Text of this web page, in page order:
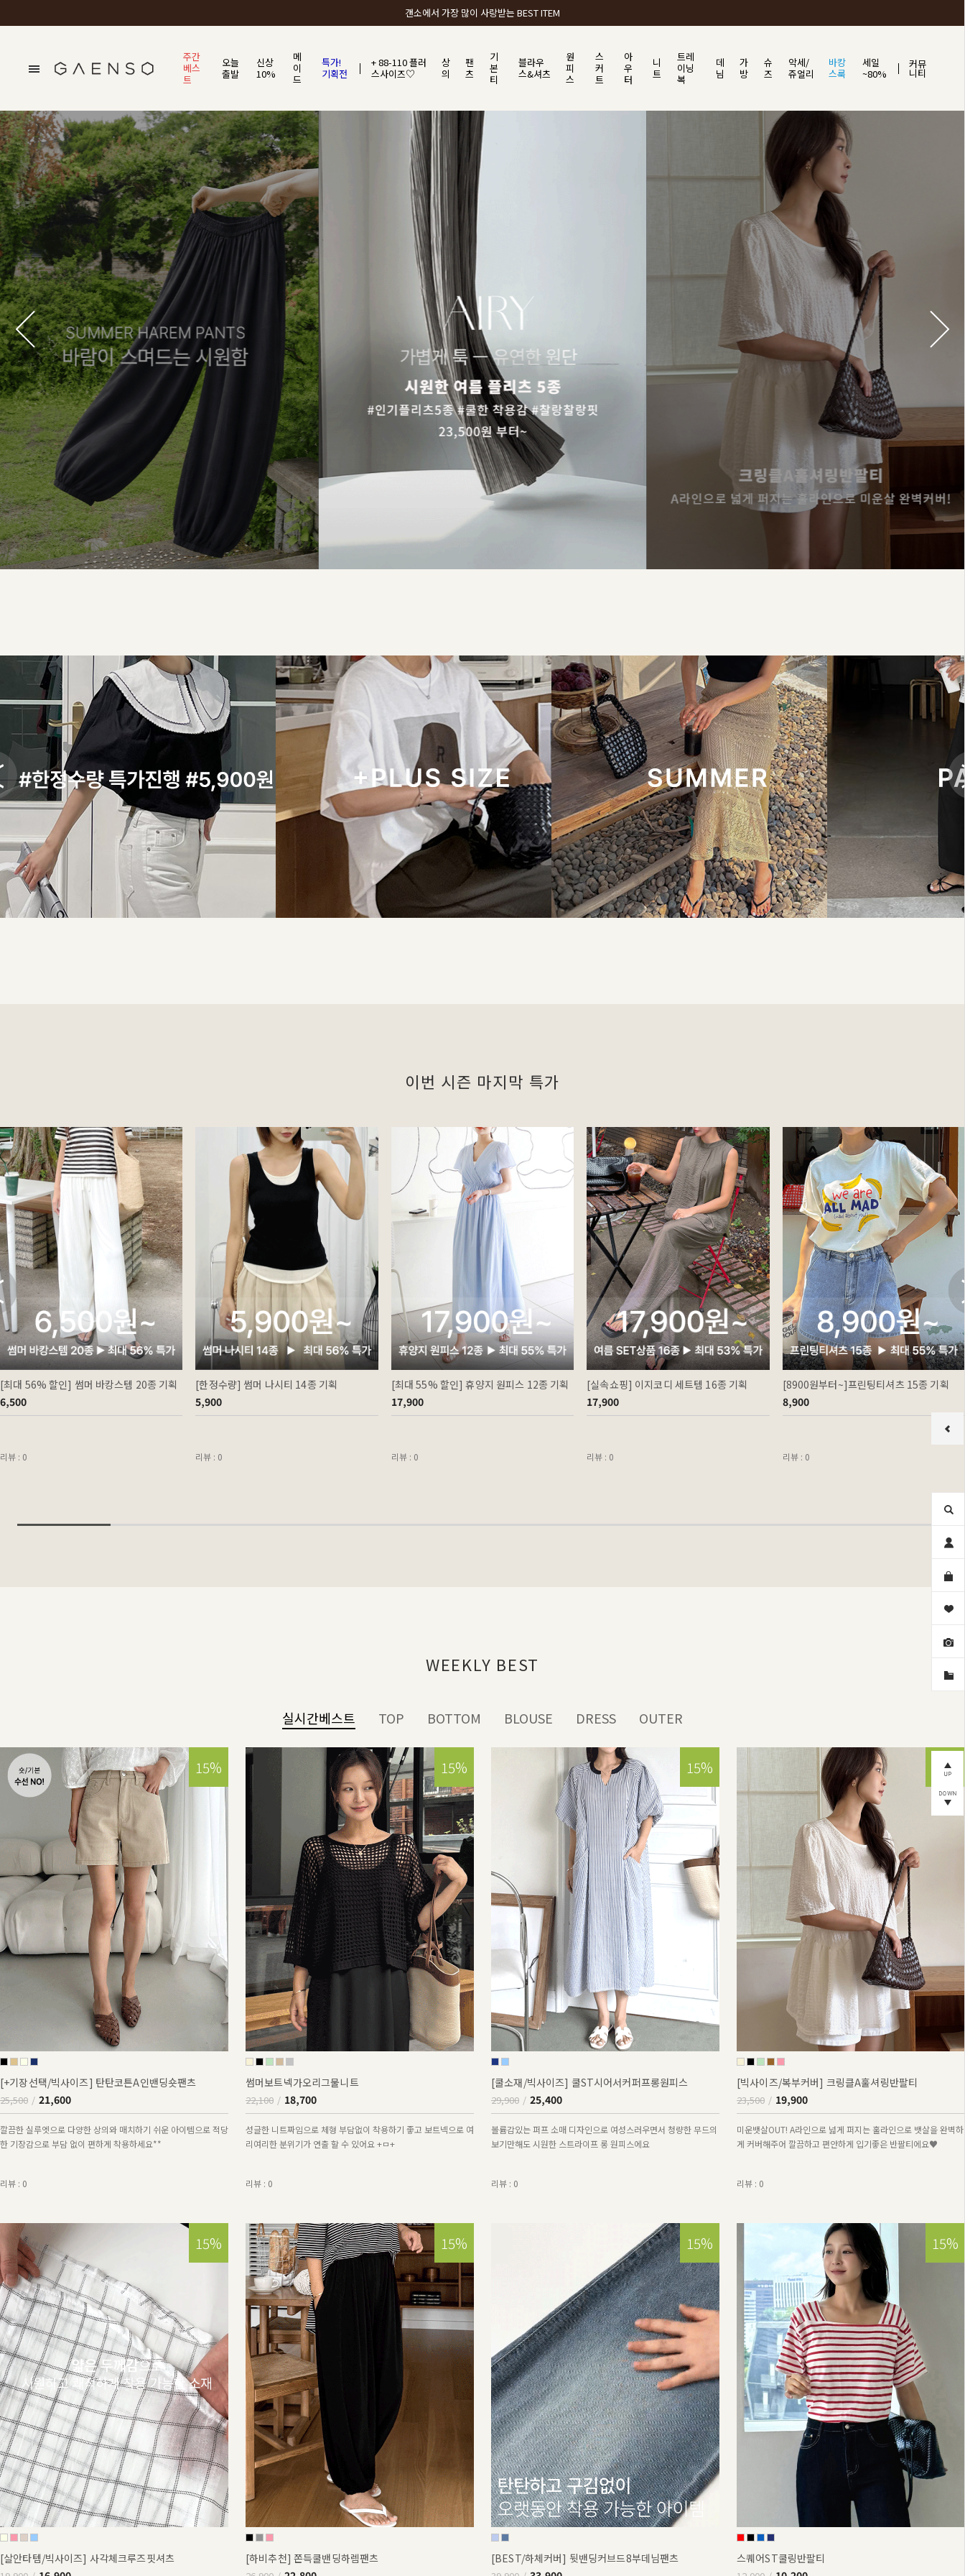
갠소에서 가장 많이 사랑받는 BEST ITEM
주간
베스
트
오늘
출발
신상
10%
메
이
드
특가!
기획전
+ 88-110 플러
스사이즈♡
상
의
팬
츠
기
본
티
블라우
스&셔츠
원
피
스
스
커
트
아
우
터
니
트
트레
이닝
복
데
님
가
방
슈
즈
악세/
쥬얼리
바캉
스룩
세일
~80%
커뮤
니티
이번 시즌 마지막 특가
[최대 56% 할인] 썸머 바캉스템 20종 기획
6,500
리뷰 : 0
[한정수량] 썸머 나시티 14종 기획
5,900
리뷰 : 0
[최대 55% 할인] 휴양지 원피스 12종 기획
17,900
리뷰 : 0
[실속쇼핑] 이지코디 세트템 16종 기획
17,900
리뷰 : 0
[8900원부터~]프린팅티셔츠 15종 기획
8,900
리뷰 : 0
WEEKLY BEST
실시간베스트 TOP BOTTOM BLOUSE DRESS OUTER
15%
[+기장선택/빅사이즈] 탄탄코튼A인밴딩숏팬츠
25,500 21,600
깔끔한 실루엣으로 다양한 상의와 매치하기 쉬운 아이템으로 적당
한 기장감으로 부담 없이 편하게 착용하세요**
리뷰 : 0
15%
썸머보트넥가오리그물니트
22,100 18,700
성글한 니트짜임으로 체형 부담없이 착용하기 좋고 보트넥으로 여
리여리한 분위기가 연출 할 수 있어요 +ㅁ+
리뷰 : 0
15%
[쿨소재/빅사이즈] 쿨ST시어서커퍼프롱원피스
29,900 25,400
볼륨감있는 퍼프 소매 디자인으로 여성스러우면서 청량한 무드의
보기만해도 시원한 스트라이프 롱 원피스에요
리뷰 : 0
15%
[빅사이즈/복부커버] 크링클A훌셔링반팔티
23,500 19,900
미운뱃살OUT! A라인으로 넓게 퍼지는 훌라인으로 뱃살을 완벽하
게 커버해주어 깔끔하고 편안하게 입기좋은 반팔티에요♥
리뷰 : 0
15%
[살안타템/빅사이즈] 사각체크루즈핏셔츠
15%
[하비추천] 쫀득쿨밴딩하렘팬츠
15%
[BEST/하체커버] 뒷밴딩커브드8부데님팬츠
15%
스퀘어ST쿨링반팔티